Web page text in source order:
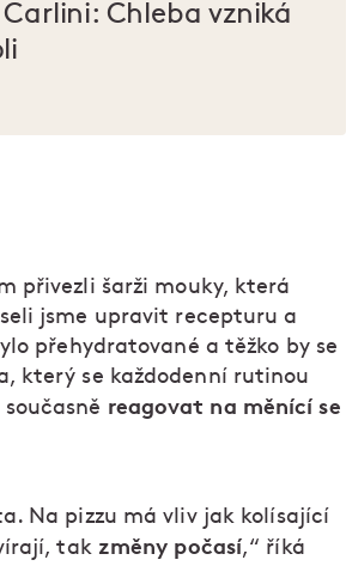
Chleba vzniká
přivezli šarži mouky, která
jsme upravit recepturu a
přehydratované a těžko by se
který se každodenní rutinou
reagovat na měnící se
Na pizzu má vliv jak kolísající
tak změny počasí,“ říká